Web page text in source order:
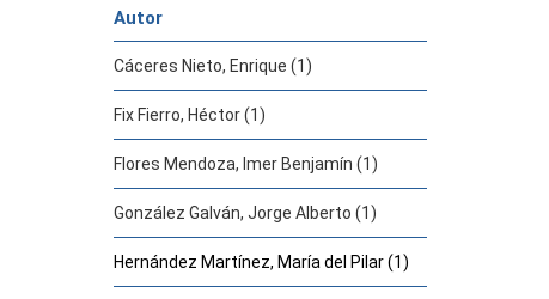
Autor
Cáceres Nieto, Enrique (1)
Fix Fierro, Héctor (1)
Flores Mendoza, Imer Benjamín (1)
González Galván, Jorge Alberto (1)
Hernández Martínez, María del Pilar (1)